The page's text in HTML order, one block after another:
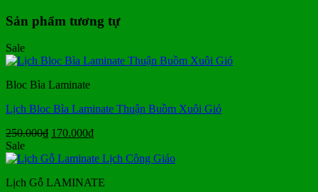
Sản phẩm tương tự
Sale
Bloc Bìa Laminate
Lịch Bloc Bìa Laminate Thuận Buồm Xuôi Gió
250.000₫ Giá
là:
170.000₫Giá
tại
170.000₫.
Sale
Lịch Gỗ LAMINATE